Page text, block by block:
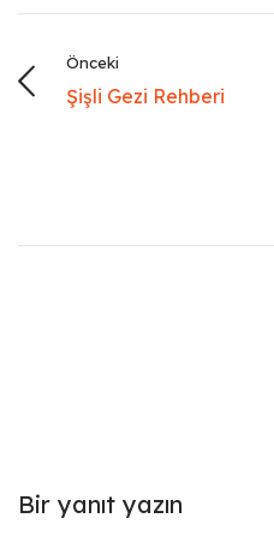
Önceki
Şişli Gezi Rehberi
Bir yanıt yazın